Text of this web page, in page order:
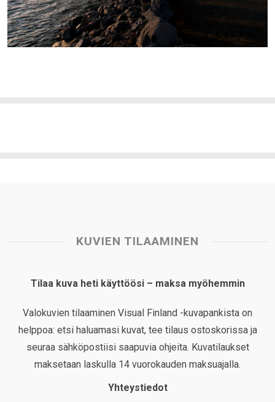
KUVIEN TILAAMINEN
Tilaa kuva heti käyttöösi – maksa myöhemmin
Valokuvien tilaaminen Visual Finland -kuvapankista on
helppoa: etsi haluamasi kuvat, tee tilaus ostoskorissa ja
seuraa sähköpostiisi saapuvia ohjeita. Kuvatilaukset
maksetaan laskulla 14 vuorokauden maksuajalla.
Yhteystiedot